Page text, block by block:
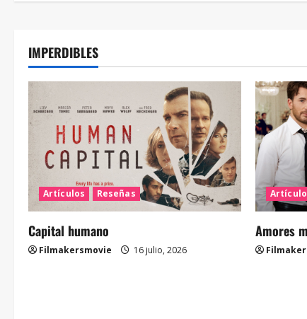
IMPERDIBLES
Artículos Reseñas
Capital humano
Filmakersmovie 16 julio, 2026
Amores